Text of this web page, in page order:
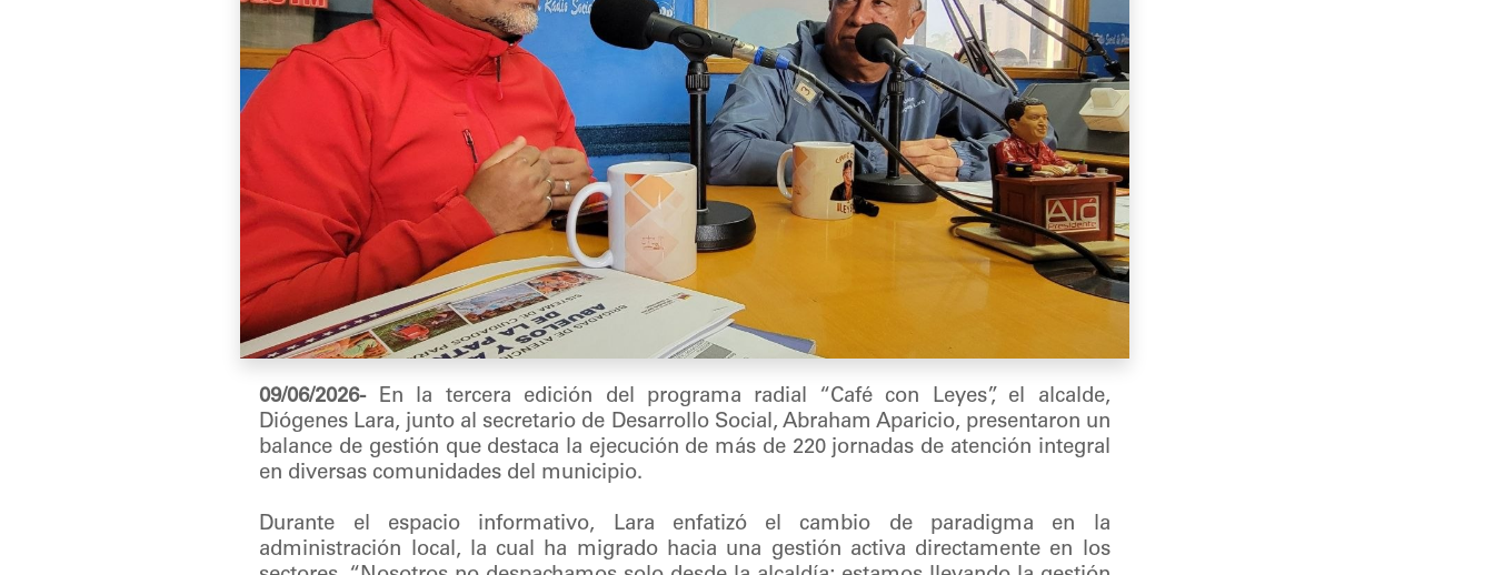
09/06/2026-En la tercera edición del programa radial “Café con Leyes”, el alcalde,
Diógenes Lara, junto al secretario de Desarrollo Social, Abraham Aparicio, presentaron un
balance de gestión que destaca la ejecución de más de 220 jornadas de atención integral
en diversas comunidades del municipio.
Durante el espacio informativo, Lara enfatizó el cambio de paradigma en la
administración local, la cual ha migrado hacia una gestión activa directamente en los